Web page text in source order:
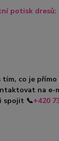
potisk dresů:
tím, co je
na e-
spojit 📞+420